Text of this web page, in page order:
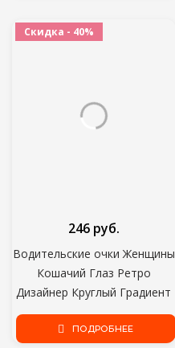
Аксессуары
Скидка - 40%
Водительские очки Женщины
Кошачий Глаз Ретро
Дизайнер Круглый Градиент
Негабаритные Очки
Солнцезащитные очки
246 руб.
ПОДРОБНЕЕ